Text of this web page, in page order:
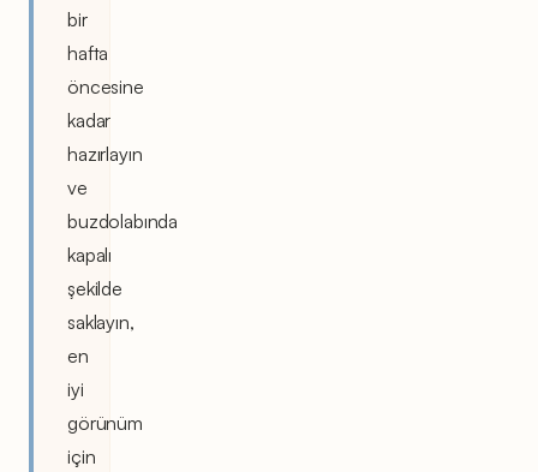
bir
hafta
öncesine
kadar
hazırlayın
ve
buzdolabında
kapalı
şekilde
saklayın,
en
iyi
görünüm
için